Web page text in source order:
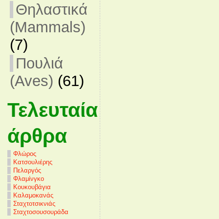
Θηλαστικά
(Mammals)
(7)
Πουλιά
(Aves) (61)
Τελευταία
άρθρα
Φλώρος
Κατσουλιέρης
Πελαργός
Φλαμίνγκο
Κουκουβάγια
Καλαμοκανάς
Σταχτοτσικνιάς
Σταχτοσουσουράδα